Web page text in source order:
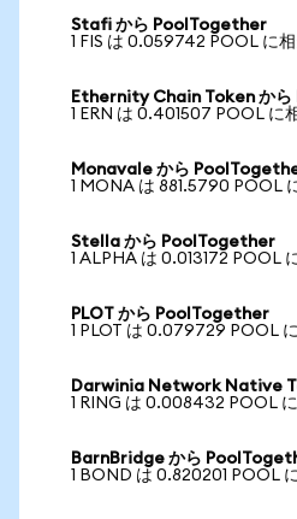
Stafi から PoolTogether
1 FIS は 0.059742 POOL に相
Ethernity Chain Token か
1 ERN は 0.401507 POOL に
Monavale から
1 MONA は 881.5790 POOL
Stella から PoolTogether
1 ALPHA は 0.013172 POOL
PLOT から PoolTogether
1 PLOT は 0.079729 POOL
Darwinia Network Native
1 RING は 0.008432 POOL
BarnBridge から
1 BOND は 0.820201 POOL